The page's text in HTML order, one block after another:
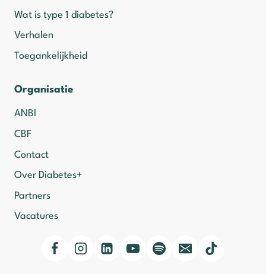
Wat is type 1 diabetes?
Verhalen
Toegankelijkheid
Organisatie
ANBI
CBF
Contact
Over Diabetes+
Partners
Vacatures